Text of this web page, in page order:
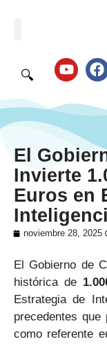
🔍
El
Invierte
Euros en
noviembre 28, 2025
El Gobierno de
histórica de
Estrategia de
precedentes que
como referente